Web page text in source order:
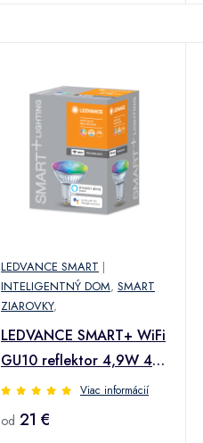
LEDVANCE SMART |
INTELIGENTNÝ DOM, SMART
ZIAROVKY,
LEDVANCE SMART+ WiFi
GU10 reflektor 4,9W 45°
RGBW
Viac informácií
od 21 €